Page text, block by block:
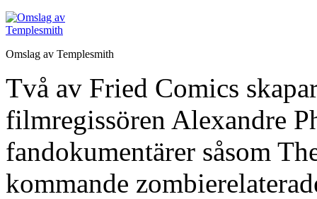
Omslag av Templesmith
Två av Fried Comics
filmregissören Alexandre
fandokumentärer såsom
kommande